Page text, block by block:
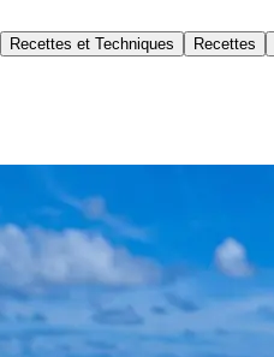
Recettes et Techniques Recettes